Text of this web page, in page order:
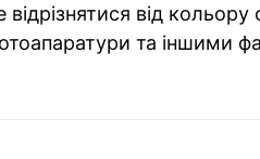
від
та іншими